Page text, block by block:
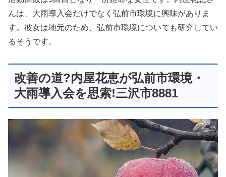
んは、大雨導入会だけでなく弘前市環境に興味がありま
す。彼女は地元のため、弘前市環境についても研究してい
るそうです。
改善の道?内屋花恵が弘前市環境・
大雨導入会を思索!三沢市8881